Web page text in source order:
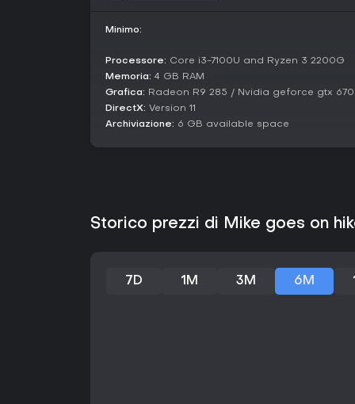
Minimo:
Processore: Core i3-7100U and Ryzen 3 2200G
Memoria: 4 GB RAM
Grafica: Radeon R9 285 / Nvidia geforce gtx 670
DirectX: Version 11
Archiviazione: 6 GB available space
Storico prezzi di Mike goes on
7D 1M 3M 6M